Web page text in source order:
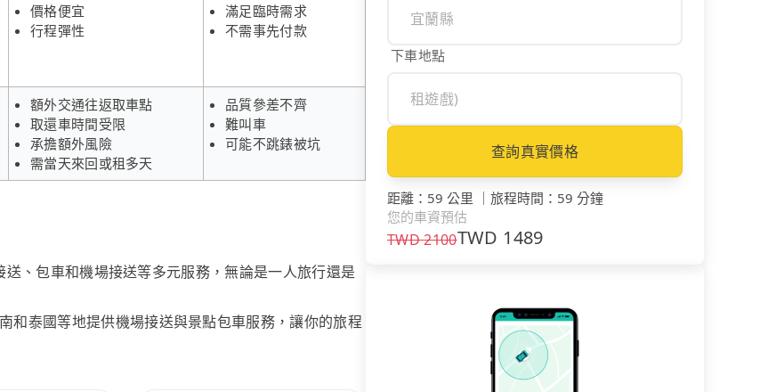
價格便宜
行程彈性
滿足臨時需求
不需事先付款
額外交通往返取車點
取還車時間受限
承擔額外風險
需當天來回或租多天
品質參差不齊
難叫車
可能不跳錶被坑
、包車和機場接送等多元服務，無論是一人旅行還是
和泰國等地提供機場接送與景點包車服務，讓你的旅程
下車地點
查詢真實價格
距離 ： 59 公里 ｜ 旅程時間 ： 59 分鐘
您的車資預估
TWD2100TWD 1489